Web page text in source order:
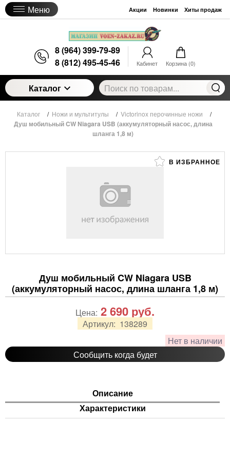
Меню Акции Новинки Хиты продаж
8 (964) 399-79-89
8 (812) 495-45-46
Кабинет Корзина (0)
Каталог
Каталог / Ножи и мультитулы / Victorinox перочинные ножи /
Душ мобильный CW Niagara USB (аккумуляторный насос, длина
шланга 1,8 м)
В ИЗБРАННОЕ
Душ мобильный CW Niagara USB
(аккумуляторный насос, длина шланга 1,8 м)
Артикул: 138289
Нет в наличии
Сообщить когда будет
Цена: 2 690 руб.
Описание
Характеристики